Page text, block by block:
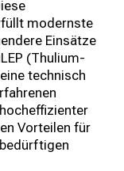
modernste
Einsätze
(Thulium-
technisch
Vorteilen für